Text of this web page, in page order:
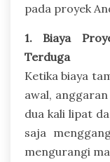
pada proyek
1. Biaya
Terduga
Ketika biaya
awal,
dua kali lipat
saja
mengurangi